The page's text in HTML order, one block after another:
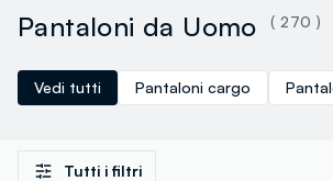
Pantaloni da Uomo ( 270 )
Vedi tutti Pantaloni cargo
Tutti i filtri